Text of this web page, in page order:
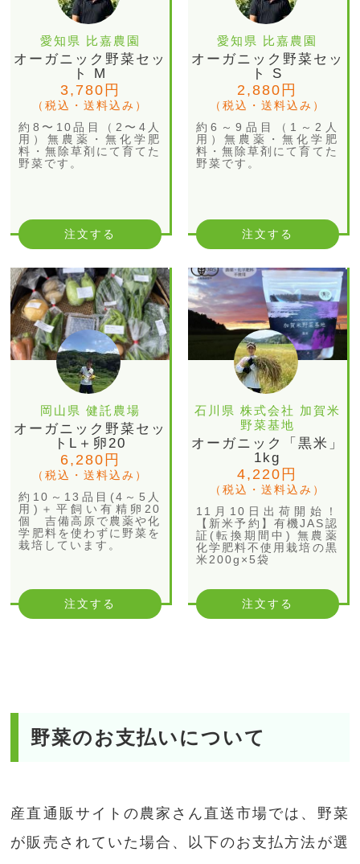
愛知県 比嘉農園
オーガニック野菜セッ
ト M
3,780円
（税込・送料込み）
約8〜10品目（2〜4人
用）無農薬・無化学肥
料・無除草剤にて育てた
野菜です。
注文する
愛知県 比嘉農園
オーガニック野菜セッ
ト S
2,880円
（税込・送料込み）
約6～9品目（1～2人
用）無農薬・無化学肥
料・無除草剤にて育てた
野菜です。
注文する
岡山県 健託農場
オーガニック野菜セッ
トL＋卵20
6,280円
（税込・送料込み）
約10～13品目(4～5人
用)＋平飼い有精卵20
個 吉備高原で農薬や化
学肥料を使わずに野菜を
栽培しています。
注文する
石川県 株式会社 加賀米
野菜基地
オーガニック「黒米」
1kg
4,220円
（税込・送料込み）
11月10日出荷開始！
【新米予約】有機JAS認
証(転換期間中) 無農薬
化学肥料不使用栽培の黒
米200g×5袋
注文する
野菜のお支払いについて
産直通販サイトの農家さん直送市場では、野菜
が販売されていた場合、以下のお支払方法が選